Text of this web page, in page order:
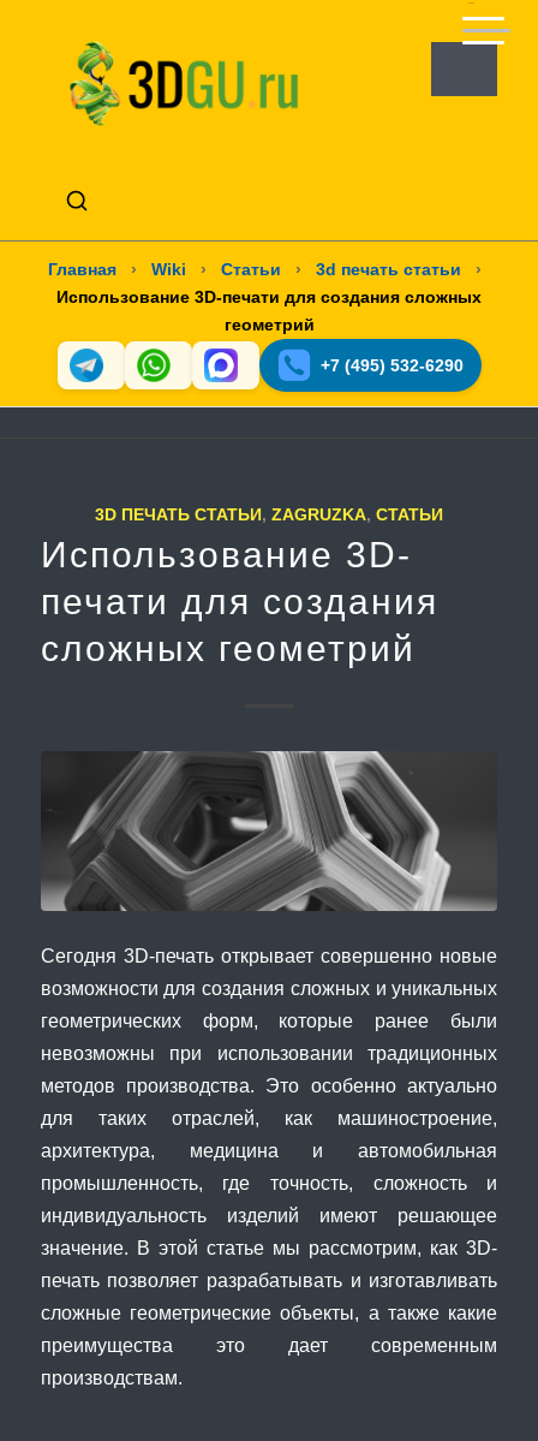
Главная › Wiki › Статьи › 3d печать статьи
›
Использование 3D-печати для создания сложных
геометрий
+7 (495) 532-6290
3D ПЕЧАТЬ СТАТЬИ, ZAGRUZKA, СТАТЬИ
Использование 3D-
печати для создания
сложных геометрий
Сегодня 3D-печать открывает совершенно новые
возможности для создания сложных и уникальных
геометрических форм, которые ранее были
невозможны при использовании традиционных
методов производства. Это особенно актуально
для таких отраслей, как машиностроение,
архитектура, медицина и автомобильная
промышленность, где точность, сложность и
индивидуальность изделий имеют решающее
значение. В этой статье мы рассмотрим, как 3D-
печать позволяет разрабатывать и изготавливать
сложные геометрические объекты, а также какие
преимущества это дает современным
производствам.